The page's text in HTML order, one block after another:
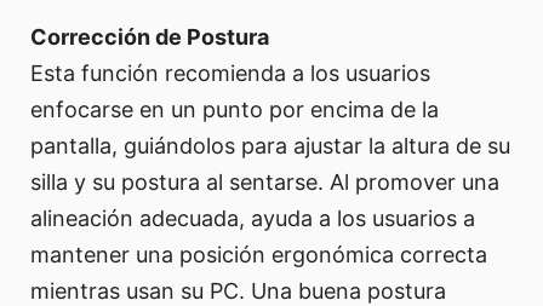
Corrección de Postura
Esta función recomienda a los usuarios
enfocarse en un punto por encima de la
pantalla, guiándolos para ajustar la altura de su
silla y su postura al sentarse. Al promover una
alineación adecuada, ayuda a los usuarios a
mantener una posición ergonómica correcta
mientras usan su PC. Una buena postura